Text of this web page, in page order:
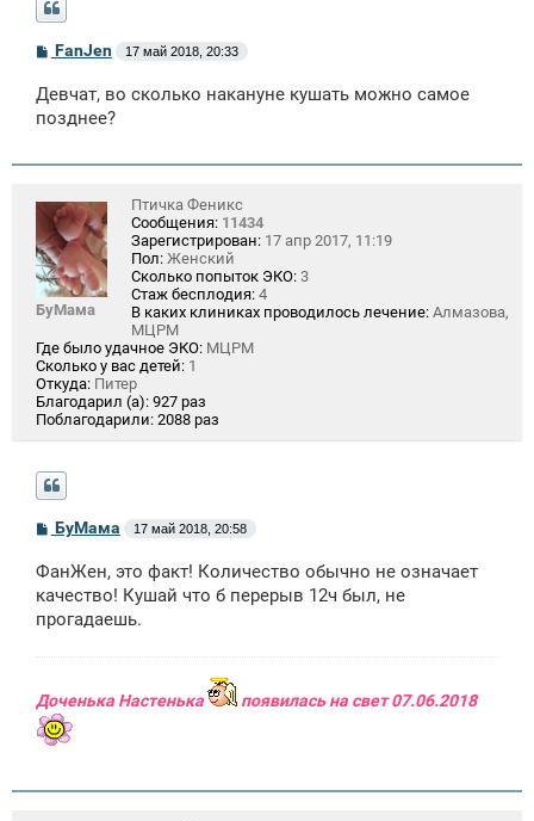
С
б
щ
и
FanJen 17 май 2018, 20:33
Девчат, во сколько накануне кушать можно самое
позднее?
БуМама
Птичка Феникс
Сообщения: 11434
Зарегистрирован: 17 апр 2017, 11:19
Пол: Женский
Сколько попыток ЭКО: 3
Стаж бесплодия: 4
В каких клиниках проводилось лечение: Алмазова,
МЦРМ
Где было удачное ЭКО: МЦРМ
Сколько у вас детей: 1
Откуда: Питер
Благодарил (а): 927 раз
Поблагодарили: 2088 раз
С
б
щ
н
БуМама 17 май 2018, 20:58
ФанЖен, это факт! Количество обычно не означает
качество! Кушай что б перерыв 12ч был, не
прогадаешь.
Доченька Настенька появилась на свет 07.06.2018